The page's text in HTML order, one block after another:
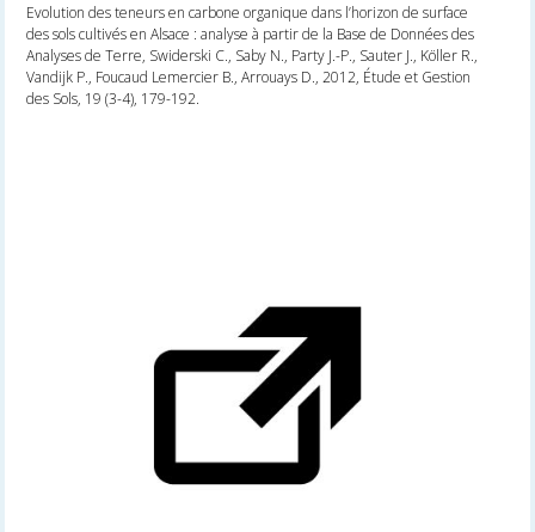
Evolution des teneurs en carbone organique dans l’horizon de surface
des sols cultivés en Alsace : analyse à partir de la Base de Données des
Analyses de Terre, Swiderski C., Saby N., Party J.-P., Sauter J., Köller R.,
Vandijk P., Foucaud Lemercier B., Arrouays D., 2012, Étude et Gestion
des Sols, 19 (3-4), 179-192.